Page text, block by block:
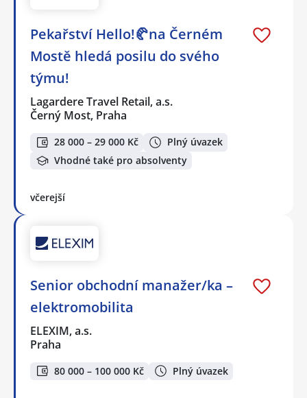
Pekařství Hello!🥐na Černém
Mostě hledá posilu do svého
týmu!
Lagardere Travel Retail, a.s.
Černý Most, Praha
28 000 – 29 000 Kč
Plný úvazek
Vhodné také pro absolventy
včerejší
Senior obchodní manažer/ka –
elektromobilita
ELEXIM, a.s.
Praha
80 000 – 100 000 Kč Plný úvazek